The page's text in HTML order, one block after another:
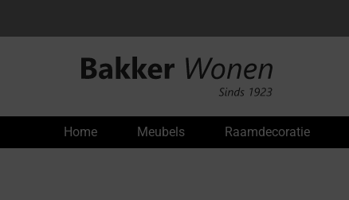
Home Meubels Raamdecoratie